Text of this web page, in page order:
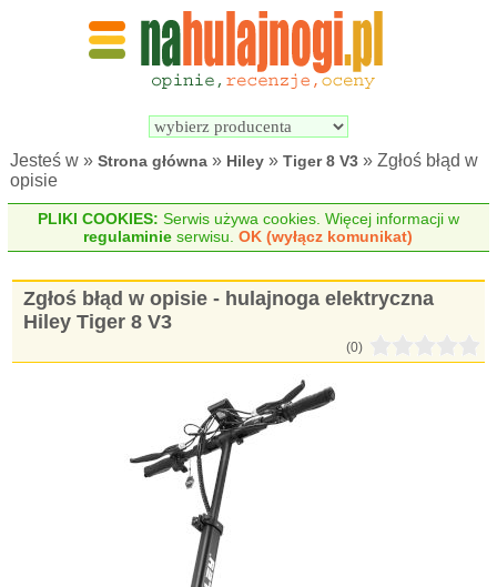
Wyszukiwarka
elektrycznych
Jesteś w »Strona główna » Hiley »Tiger 8 V3 » Zgłoś błąd w
opisie
PLIKI COOKIES: Serwis używa cookies. Więcej informacji w
regulaminie serwisu.OK (wyłącz komunikat)
Zgłoś błąd w opisie - hulajnoga elektryczna
Hiley Tiger 8 V3
(0)